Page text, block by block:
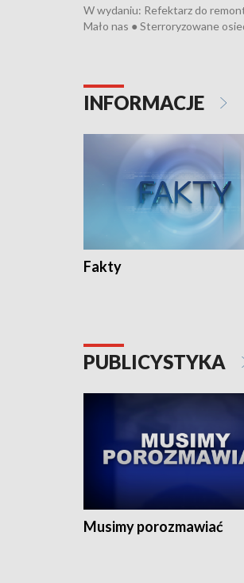
W wydaniu: Refektarz do
Mało nas ● Sterroryzowane
Pologne
INFORMACJE
Fakty
PUBLICYSTYKA
Musimy porozmawiać